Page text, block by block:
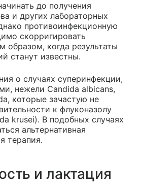
до получения
и других лабораторных
противоинфекционную
скорригировать
образом, когда результаты
станут известны.
о случаях суперинфекции,
нежели Candida albicans,
которые зачастую не
к флуконазолу
krusei). В подобных случаях
альтернативная
терапия.
и лактация